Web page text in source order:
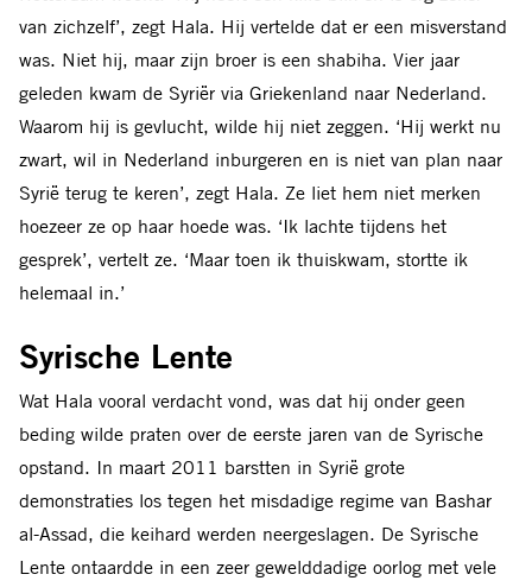
van zichzelf’, zegt Hala. Hij vertelde dat er een misverstand
was. Niet hij, maar zijn broer is een shabiha. Vier jaar
geleden kwam de Syriër via Griekenland naar Nederland.
Waarom hij is gevlucht, wilde hij niet zeggen. ‘Hij werkt nu
zwart, wil in Nederland inburgeren en is niet van plan naar
Syrië terug te keren’, zegt Hala. Ze liet hem niet merken
hoezeer ze op haar hoede was. ‘Ik lachte tijdens het
gesprek’, vertelt ze. ‘Maar toen ik thuiskwam, stortte ik
helemaal in.’
Syrische Lente
Wat Hala vooral verdacht vond, was dat hij onder geen
beding wilde praten over de eerste jaren van de Syrische
opstand. In maart 2011 barstten in Syrië grote
demonstraties los tegen het misdadige regime van Bashar
al-Assad, die keihard werden neergeslagen. De Syrische
Lente ontaardde in een zeer gewelddadige oorlog met vele